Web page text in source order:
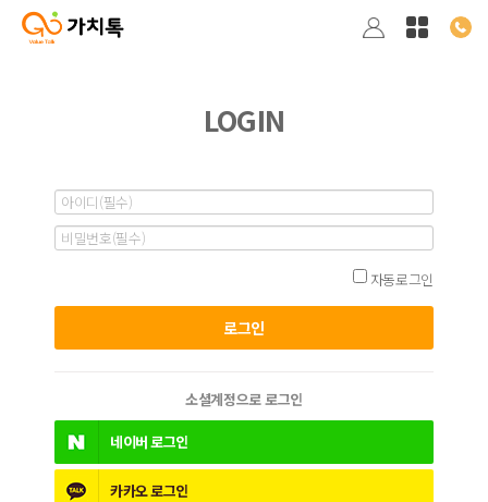
LOGIN
자동로그인
소셜계정으로 로그인
네이버로그인
카카오로그인